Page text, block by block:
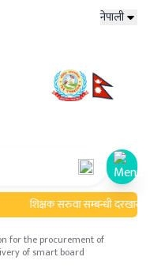
नेपाली
शिक्षक सरुवा सम्बन्धी दरखास्त
for the procurement of
of smart board